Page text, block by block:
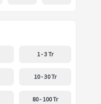
1 - 3 Tr
10 - 30 Tr
80 - 100 Tr